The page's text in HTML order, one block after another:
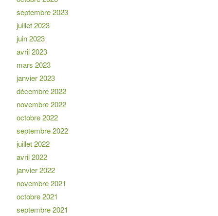
septembre 2023
juillet 2023
juin 2023
avril 2023
mars 2023
janvier 2023
décembre 2022
novembre 2022
octobre 2022
septembre 2022
juillet 2022
avril 2022
janvier 2022
novembre 2021
octobre 2021
septembre 2021